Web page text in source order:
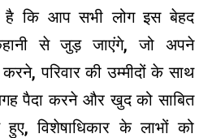
है कि आप सभी लोग इस बेहद
से जुड़ जाएंगे, जो अपने
परिवार की उम्मीदों के साथ
पैदा करने और खुद को साबित
विशेषाधिकार के लाभों को